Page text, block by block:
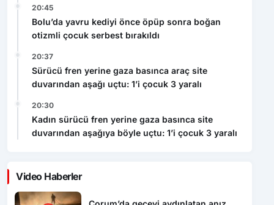
20:45
Bolu’da yavru kediyi önce öpüp sonra boğan
otizmli çocuk serbest bırakıldı
20:37
Sürücü fren yerine gaza basınca araç site
duvarından aşağı uçtu: 1’i çocuk 3 yaralı
20:30
Kadın sürücü fren yerine gaza basınca site
duvarından aşağıya böyle uçtu: 1’i çocuk 3 yaralı
Video Haberler